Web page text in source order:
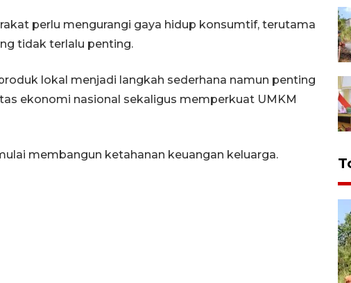
perlu mengurangi gaya hidup konsumtif, terutama
tidak terlalu penting.
lokal menjadi langkah sederhana namun penting
ekonomi nasional sekaligus memperkuat UMKM
membangun ketahanan keuangan keluarga.